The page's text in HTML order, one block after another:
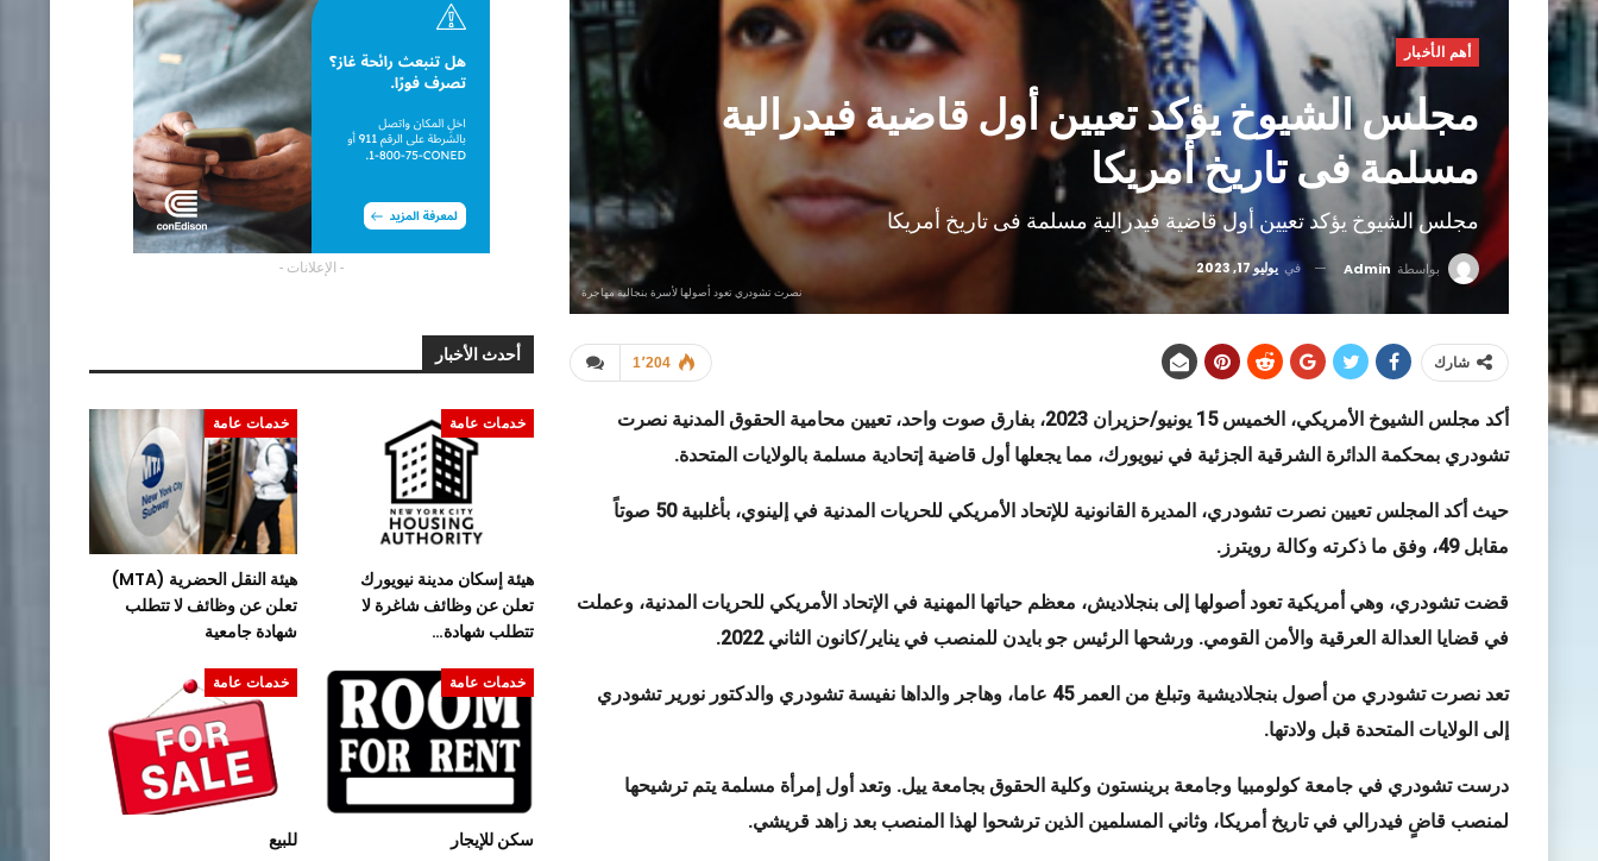
أهم الأخبار
مجلس الشيوخ يؤكد تعيين أول قاضية فيدرالية
مسلمة فى تاريخ أمريكا
مجلس الشيوخ يؤكد تعيين أول قاضية فيدرالية مسلمة فى تاريخ أمريكا
بواسطة Admin في يوليو 17, 2023
نصرت تشودري تعود أصولها لأسرة بنجالية مهاجرة
1٬204 شارك
أكد مجلس الشيوخ الأمريكي، الخميس 15 يونيو/حزيران 2023، بفارق صوت واحد، تعيين محامية الحقوق المدنية نصرت
تشودري بمحكمة الدائرة الشرقية الجزئية في نيويورك، مما يجعلها أول قاضية إتحادية مسلمة بالولايات المتحدة.
حيث أكد المجلس تعيين نصرت تشودري، المديرة القانونية للإتحاد الأمريكي للحريات المدنية في إلينوي، بأغلبية 50 صوتاً
مقابل 49، وفق ما ذكرته وكالة رويترز
.
قضت تشودري، وهي أمريكية تعود أصولها إلى بنجلاديش، معظم حياتها المهنية في الإتحاد الأمريكي للحريات المدنية، وعملت
في قضايا العدالة العرقية والأمن القومي. ورشحها الرئيس جو بايدن للمنصب في يناير/كانون الثاني 2022
.
تعد نصرت تشودري من أصول بنجلاديشية وتبلغ من العمر 45 عاما، وهاجر والداها نفيسة تشودري والدكتور نورير تشودري
إلى الولايات المتحدة قبل ولادتها.
درست تشودري في جامعة كولومبيا وجامعة برينستون وكلية الحقوق بجامعة ييل. وتعد أول إمرأة مسلمة يتم ترشيحها
لمنصب قاضٍ فيدرالي في تاريخ أمريكا، وثاني المسلمين الذين ترشحوا لهذا المنصب بعد زاهد قريشي.
- الإعلانات -
أحدث الأخبار
خدمات عامة
هيئة إسكان مدينة نيويورك
تعلن عن وظائف شاغرة لا
تتطلب شهادة…
خدمات عامة
هيئة النقل الحضرية (MTA)
تعلن عن وظائف لا تتطلب
شهادة جامعية
خدمات عامة
سكن للإيجار
خدمات عامة
للبيع